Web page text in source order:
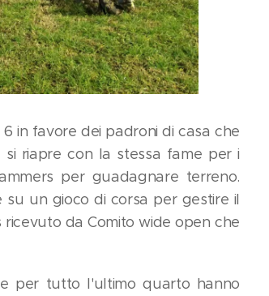
in favore dei padroni di casa che
si riapre con la stessa fame per i
per guadagnare terreno.
un gioco di corsa per gestire il
da Comito wide open che
per tutto l'ultimo quarto hanno